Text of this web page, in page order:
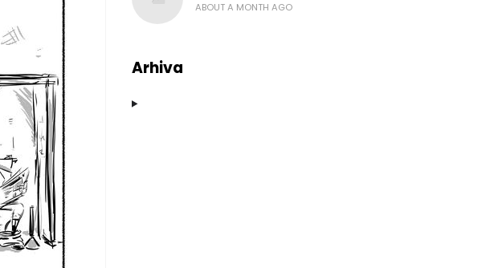
ABOUT A MONTH AGO
Arhiva